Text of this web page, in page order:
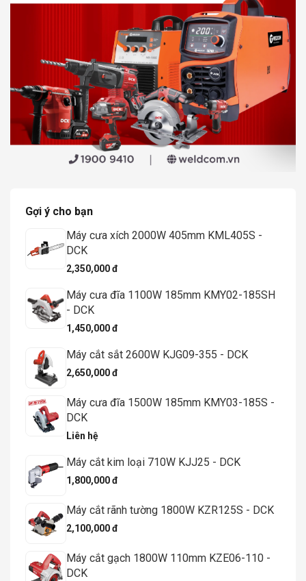
Gợi ý cho bạn
Máy cưa xích 2000W 405mm KML405S -
DCK
2,350,000 đ
Máy cưa đĩa 1100W 185mm KMY02-185SH
- DCK
1,450,000 đ
Máy cắt sắt 2600W KJG09-355 - DCK
2,650,000 đ
Máy cưa đĩa 1500W 185mm KMY03-185S -
DCK
Liên hệ
Máy cắt kim loại 710W KJJ25 - DCK
1,800,000 đ
Máy cắt rãnh tường 1800W KZR125S - DCK
2,100,000 đ
Máy cắt gạch 1800W 110mm KZE06-110 -
DCK